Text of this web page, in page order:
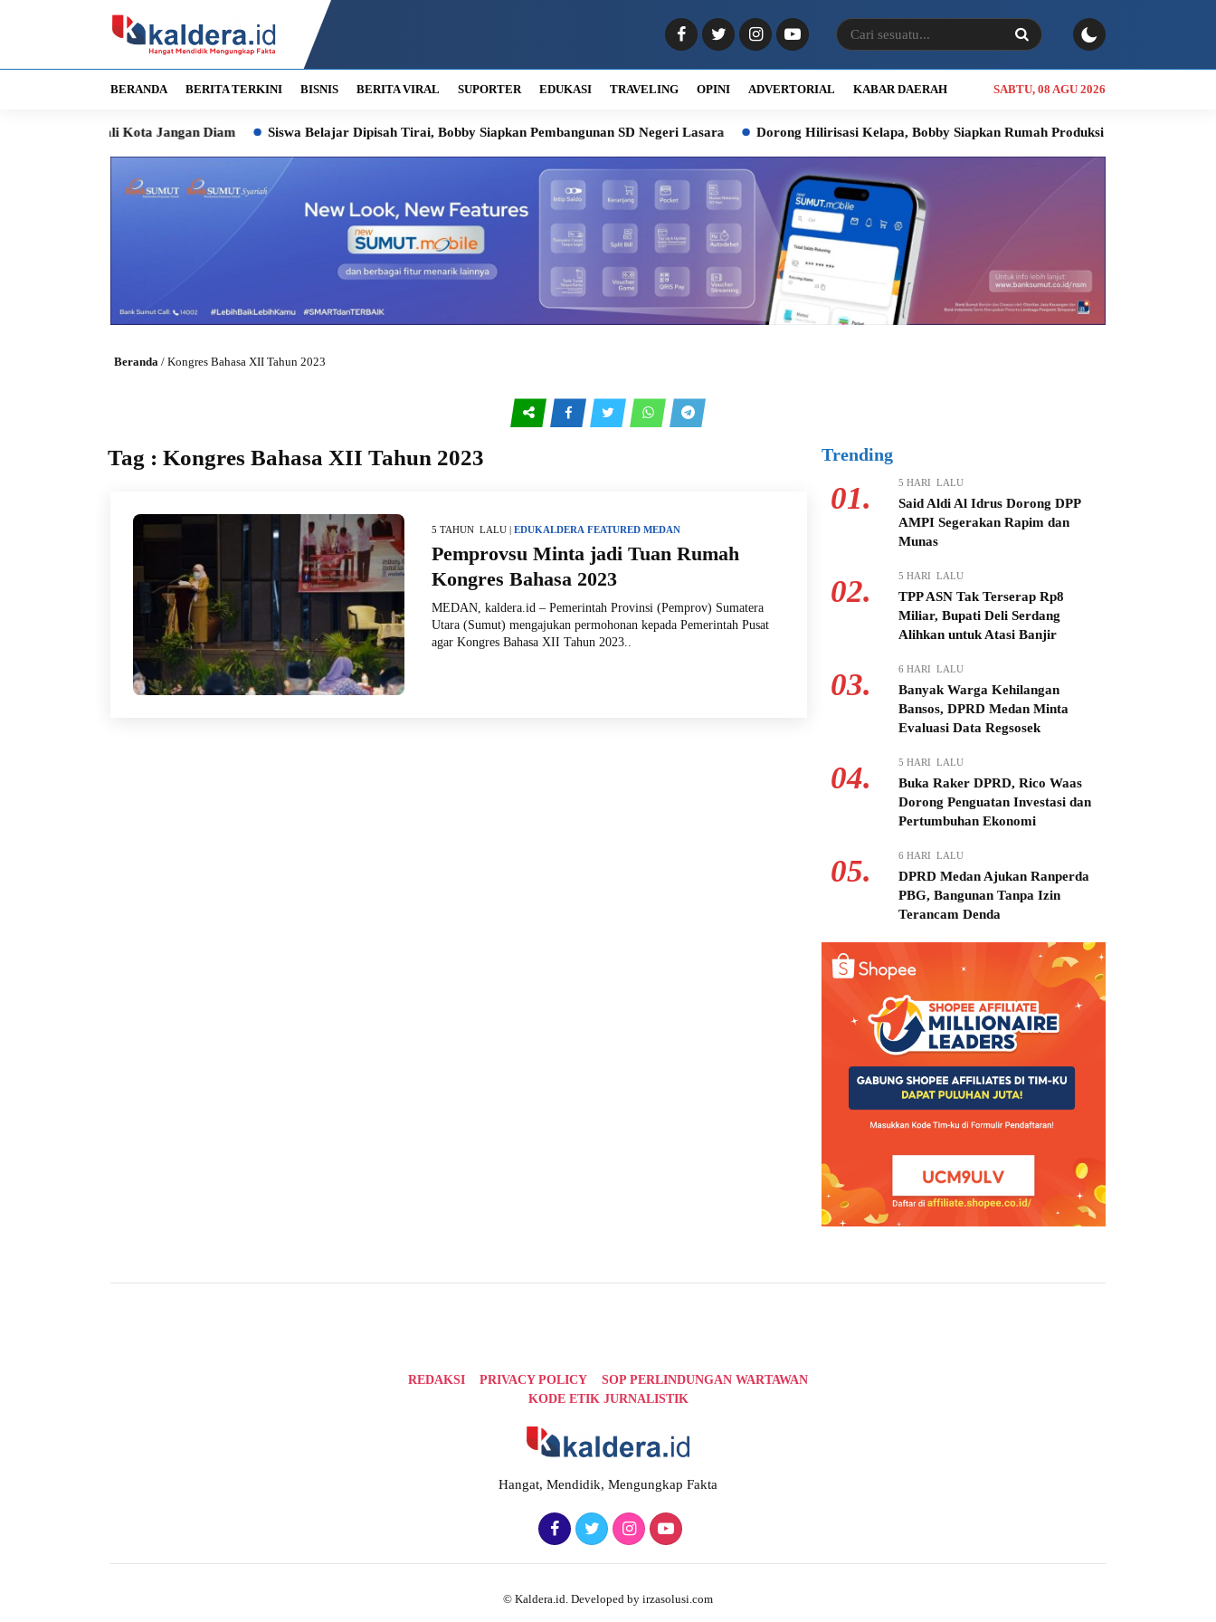
BERANDA BERITA TERKINI BISNIS BERITA VIRAL SUPORTER EDUKASI TRAVELING OPINI ADVERTORIAL KABAR DAERAH SABTU, 08 AGU 2026
Minta Wali Kota Jangan Diam Siswa Belajar Dipisah Tirai, Bobby Siapkan Pembangunan SD Negeri Lasara Dorong Hilirisasi Kelapa, Bobby Siapkan Rumah Produksi di Nias Utara
Beranda / Kongres Bahasa XII Tahun 2023
Tag : Kongres Bahasa XII Tahun 2023
5 TAHUN LALU | EDUKALDERA FEATURED MEDAN
Pemprovsu Minta jadi Tuan Rumah
Kongres Bahasa 2023
MEDAN, kaldera.id – Pemerintah Provinsi (Pemprov) Sumatera
Utara (Sumut) mengajukan permohonan kepada Pemerintah Pusat
agar Kongres Bahasa XII Tahun 2023..
Trending
01. 5 HARI LALU
Said Aldi Al Idrus Dorong DPP
AMPI Segerakan Rapim dan
Munas
02. 5 HARI LALU
TPP ASN Tak Terserap Rp8
Miliar, Bupati Deli Serdang
Alihkan untuk Atasi Banjir
03. 6 HARI LALU
Banyak Warga Kehilangan
Bansos, DPRD Medan Minta
Evaluasi Data Regsosek
04. 5 HARI LALU
Buka Raker DPRD, Rico Waas
Dorong Penguatan Investasi dan
Pertumbuhan Ekonomi
05. 6 HARI LALU
DPRD Medan Ajukan Ranperda
PBG, Bangunan Tanpa Izin
Terancam Denda
REDAKSI PRIVACY POLICY
SOP PERLINDUNGAN WARTAWAN
KODE ETIK JURNALISTIK
Hangat, Mendidik, Mengungkap Fakta
© Kaldera.id. Developed by irzasolusi.com